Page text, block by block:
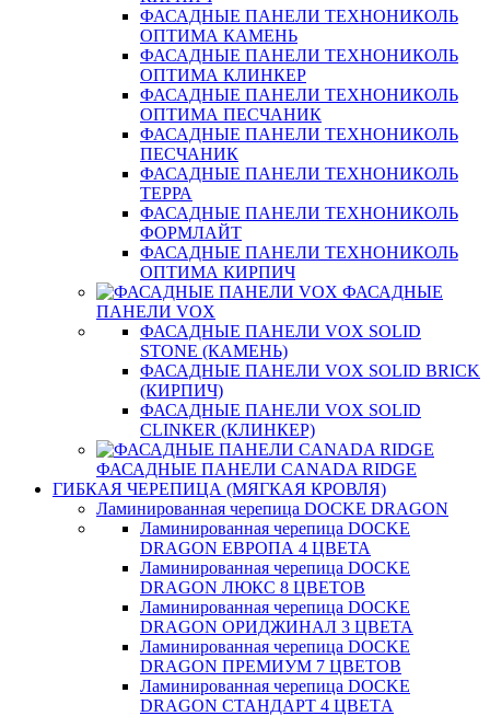
ФАСАДНЫЕ ПАНЕЛИ ТЕХНОНИКОЛЬ
ОПТИМА КАМЕНЬ
ФАСАДНЫЕ ПАНЕЛИ ТЕХНОНИКОЛЬ
ОПТИМА КЛИНКЕР
ФАСАДНЫЕ ПАНЕЛИ ТЕХНОНИКОЛЬ
ОПТИМА ПЕСЧАНИК
ФАСАДНЫЕ ПАНЕЛИ ТЕХНОНИКОЛЬ
ПЕСЧАНИК
ФАСАДНЫЕ ПАНЕЛИ ТЕХНОНИКОЛЬ
ТЕРРА
ФАСАДНЫЕ ПАНЕЛИ ТЕХНОНИКОЛЬ
ФОРМЛАЙТ
ФАСАДНЫЕ ПАНЕЛИ ТЕХНОНИКОЛЬ
ОПТИМА КИРПИЧ
ФАСАДНЫЕ
ПАНЕЛИ VOX
ФАСАДНЫЕ ПАНЕЛИ VOX SOLID
STONE (КАМЕНЬ)
ФАСАДНЫЕ ПАНЕЛИ VOX SOLID BRICK
(КИРПИЧ)
ФАСАДНЫЕ ПАНЕЛИ VOX SOLID
CLINКER (КЛИНКЕР)
ФАСАДНЫЕ ПАНЕЛИ CANADA RIDGE
ГИБКАЯ ЧЕРЕПИЦА (МЯГКАЯ КРОВЛЯ)
Ламинированная черепица DOCKE DRAGON
Ламинированная черепица DOCKE
DRAGON ЕВРОПА 4 ЦВЕТА
Ламинированная черепица DOCKE
DRAGON ЛЮКС 8 ЦВЕТОВ
Ламинированная черепица DOCKE
DRAGON ОРИДЖИНАЛ 3 ЦВЕТА
Ламинированная черепица DOCKE
DRAGON ПРЕМИУМ 7 ЦВЕТОВ
Ламинированная черепица DOCKE
DRAGON СТАНДАРТ 4 ЦВЕТA